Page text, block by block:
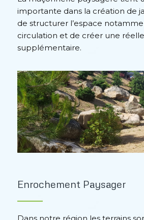
importante dans la création de
de structurer l’espace
circulation et de créer une
supplémentaire.
Enrochement Paysager